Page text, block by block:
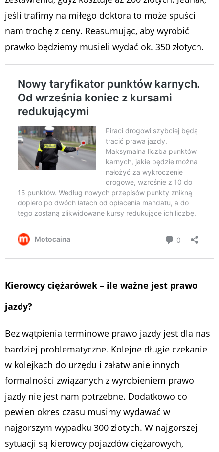
jeśli trafimy na miłego doktora to może spuści
nam trochę z ceny. Reasumując, aby wyrobić
prawko będziemy musieli wydać ok. 350 złotych.
Kierowcy ciężarówek – ile ważne jest prawo
jazdy?
Bez wątpienia terminowe prawo jazdy jest dla nas
bardziej problematyczne. Kolejne długie czekanie
w kolejkach do urzędu i załatwianie innych
formalności związanych z wyrobieniem prawo
jazdy nie jest nam potrzebne. Dodatkowo co
pewien okres czasu musimy wydawać w
najgorszym wypadku 300 złotych. W najgorszej
sytuacji są kierowcy pojazdów ciężarowych,